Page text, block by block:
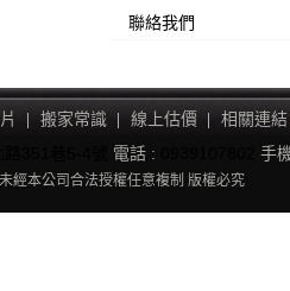
聯絡我們
搬家常識 線上估價
相關連結
電話 :
手
經本公司合法授權任意複制 版權必究